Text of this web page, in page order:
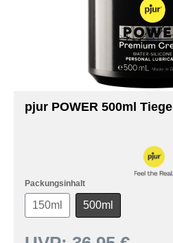
pjur POWER 500ml Tiegel
Packungsinhalt
150ml 500ml